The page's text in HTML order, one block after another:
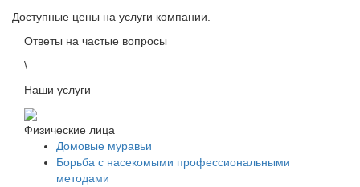
Доступные цены на услуги компании.
Ответы на частые вопросы
\
Наши услуги
Физические лица
Домовые муравьи
Борьба с насекомыми профессиональными
методами